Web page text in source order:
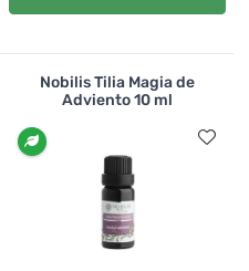
Nobilis Tilia Magia de
Adviento 10 ml